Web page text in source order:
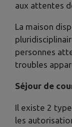
aux attentes
La maison
personnes
troubles
Séjour de
Il existe 2
les